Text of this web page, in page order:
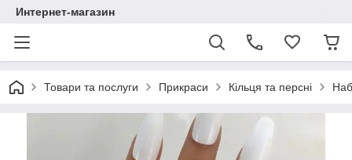
Интернет-магазин
Товари та послуги Прикраси Кільця та персні